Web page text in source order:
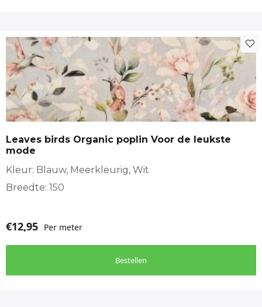
Leaves birds Organic poplin Voor de leukste
mode
Kleur: Blauw, Meerkleurig, Wit
Breedte: 150
€12,95 Per meter
Bestellen